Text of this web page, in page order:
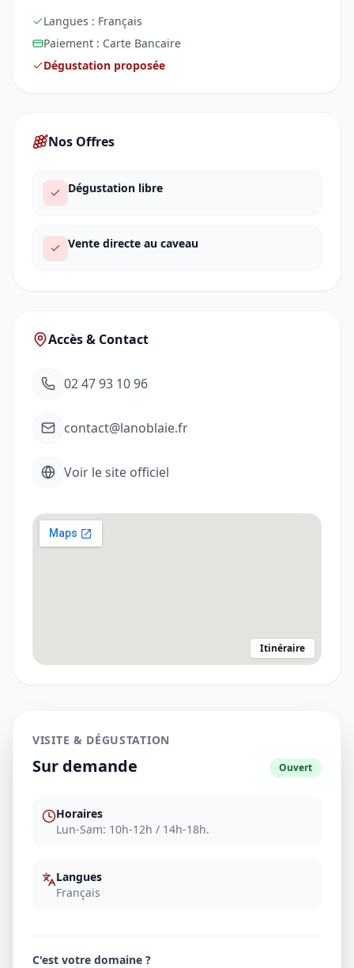
Langues : Français
Paiement : Carte Bancaire
Dégustation proposée
Nos Offres
Dégustation libre
Vente directe au caveau
Accès & Contact
02 47 93 10 96
contact@lanoblaie.fr
Voir le site officiel
Itinéraire
VISITE & DÉGUSTATION
Sur demande Ouvert
Horaires
Lun-Sam: 10h-12h / 14h-18h.
Langues
Français
C'est votre domaine ?